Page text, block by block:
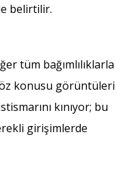
belirtilir.
tüm bağımlılıklarla
konusu görüntüleri
kınıyor; bu
girişimlerde